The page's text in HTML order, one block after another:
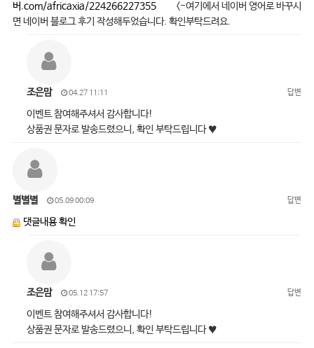
버.com/africaxia/224266227355<-여기에서 네이버 영어로 바꾸시
면 네이버 블로그 후기 작성해두었습니다. 확인부탁드려요.
조은맘 04.27 11:11 답변
이벤트 참여해주셔서 감사합니다!
상품권 문자로 발송드렸으니, 확인 부탁드립니다 ♥
별별별 05.09 00:09 답변
댓글내용 확인
조은맘 05.12 17:57 답변
이벤트 참여해주셔서 감사합니다!
상품권 문자로 발송드렸으니, 확인 부탁드립니다 ♥